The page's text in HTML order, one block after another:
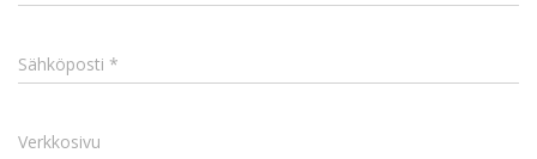
Sähköposti *
Verkkosivu